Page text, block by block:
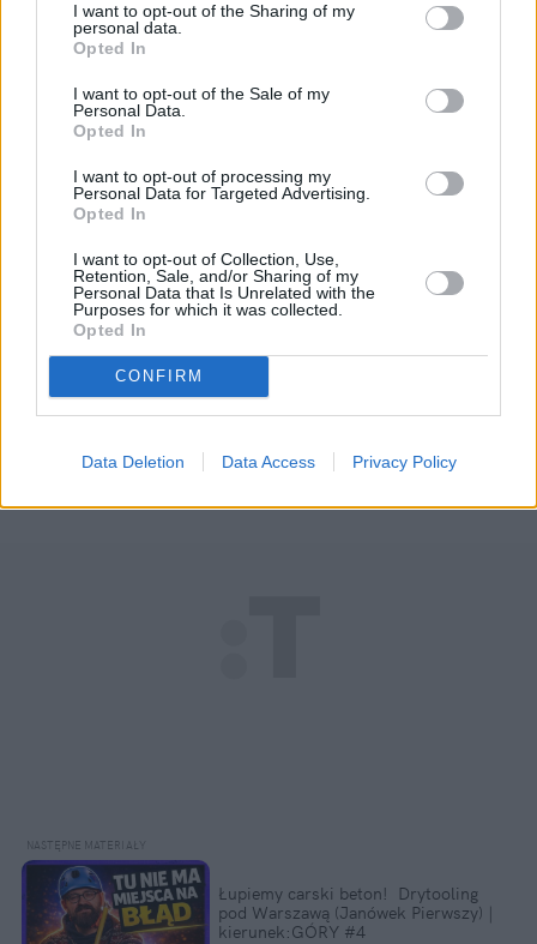
I want to opt-out of the Sharing of my
personal data.
Opted In
I want to opt-out of the Sale of my
Personal Data.
Opted In
I want to opt-out of processing my
Personal Data for Targeted Advertising.
Opted In
I want to opt-out of Collection, Use,
Retention, Sale, and/or Sharing of my
Personal Data that Is Unrelated with the
Purposes for which it was collected.
Opted In
CONFIRM
Data Deletion Data Access Privacy Policy
Część osób wybiega już myślami w przyszłość i myśli
o najlepszym castingu na Ramireza w
hollywoodzkim filmie. Jako jeden z typów pojawił
się Ezra Miller, którego podobieństwo do "Nocnego
Prześladowcy" faktycznie jest znaczące. Złośliwi
mogliby rzec, że aktor, który rok temu zszokował
nagraniem, na którym dusi swoją fankę, idealnie
pasuje do roli brutalnego mordercy.
Łupiemy carski beton!  Drytooling
pod Warszawą (Janówek Pierwszy) |
kierunek:GÓRY #4